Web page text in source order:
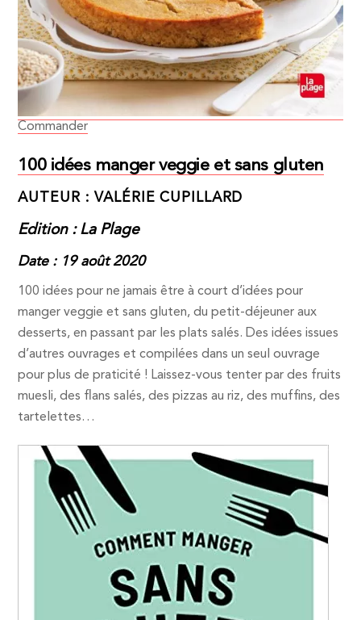
Commander
100 idées manger veggie et sans gluten
AUTEUR : VALÉRIE CUPILLARD
Edition : La Plage
Date : 19 août 2020
100 idées pour ne jamais être à court d’idées pour
manger veggie et sans gluten, du petit-déjeuner aux
desserts, en passant par les plats salés. Des idées issues
d’autres ouvrages et compilées dans un seul ouvrage
pour plus de praticité ! Laissez-vous tenter par des fruits
muesli, des flans salés, des pizzas au riz, des muffins, des
tartelettes…